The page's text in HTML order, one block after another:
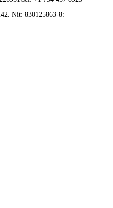
Nit: 830125863-8: